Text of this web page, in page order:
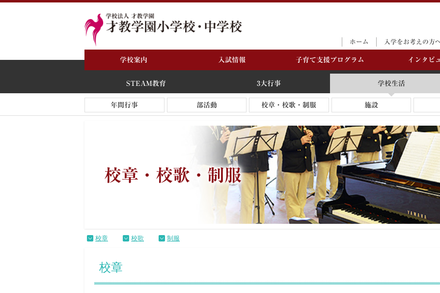
学校案内
STEAM教育
－教育理念
－STEAM教育とは
3大行事
－体育祭
－さいきょう祭
－プレゼンテーション
コンテスト
学校生活
－年間行事
－部活動
－校章・校歌・
－施設
－アクセス
入試情報
入学をお考えの方へ
入学選抜試験日程・募
Q＆A／学費等
子育て支援プログラム インタビ
ホーム 入学をお考えの方
STEAM教育 3大行事 学校生活
年間行事 部活動 校章・校歌・制服 施設
校章・校歌・制服
校章 校歌 制服
校章